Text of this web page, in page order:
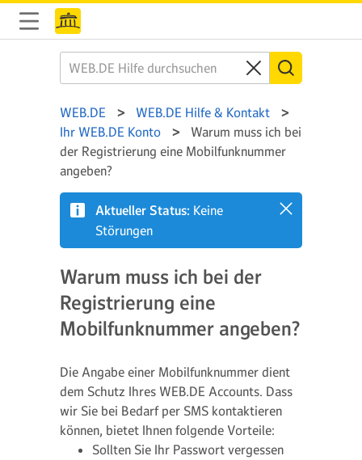
WEB.DE
WEB.DE Hilfe & Kontakt
Ihr WEB.DE Konto
Warum muss ich bei
der Registrierung eine Mobilfunknummer
angeben?
Aktueller Status: Keine
Störungen
Warum muss ich bei der
Registrierung eine
Mobilfunknummer angeben?
Die Angabe einer Mobilfunknummer dient
dem Schutz Ihres WEB.DE Accounts. Dass
wir Sie bei Bedarf per SMS kontaktieren
können, bietet Ihnen folgende Vorteile:
Sollten Sie Ihr Passwort vergessen